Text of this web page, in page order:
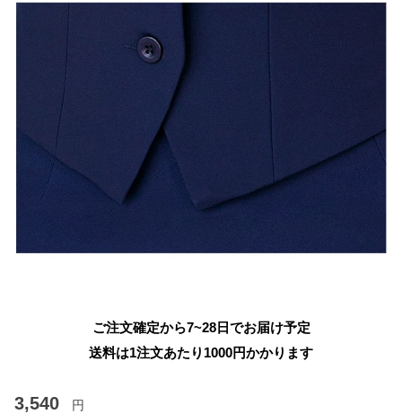
ご注文確定から7~28日でお届け予定
送料は1注文あたり 1000円かかります
3,540 円